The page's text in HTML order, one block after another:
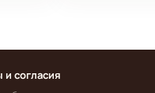
согласия